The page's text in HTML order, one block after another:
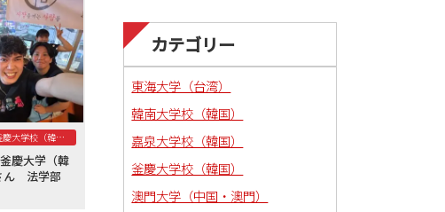
釜慶大学校（韓国）
慶大学（韓
ん 法学部
カテゴリー
東海大学（台湾）
韓南大学校（韓国）
嘉泉大学校（韓国）
釜慶大学校（韓国）
澳門大学（中国・澳門）